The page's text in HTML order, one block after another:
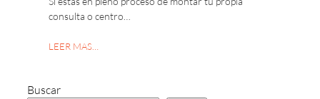
consulta o centro…
LEER MAS…
Buscar